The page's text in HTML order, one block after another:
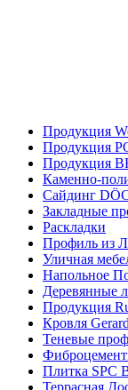
Продукция
Продукция
Продукция
Каменно-
Сайдинг
Закладные
Раскладки
Профиль из
Уличная
Напольное
Деревянные
Продукция
Кровля Gerard
Теневые
Плитка SPC
Террасная